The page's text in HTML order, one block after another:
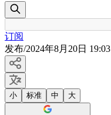
订阅
发布/2024年8月20日 19:03
小 标准 中 大